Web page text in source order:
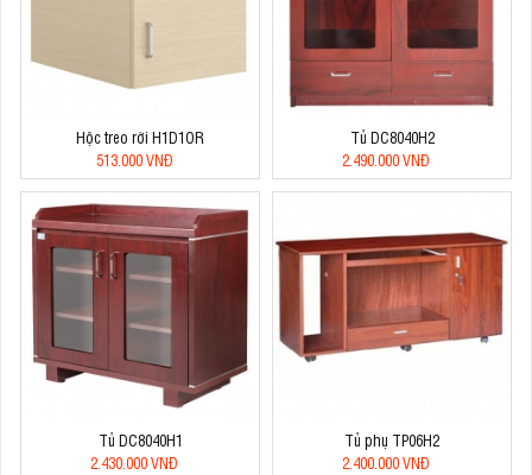
Hộc treo rời H1D1OR
513.000 VNĐ
Tủ DC8040H2
2.490.000 VNĐ
Tủ DC8040H1
2.430.000 VNĐ
Tủ phụ TP06H2
2.400.000 VNĐ